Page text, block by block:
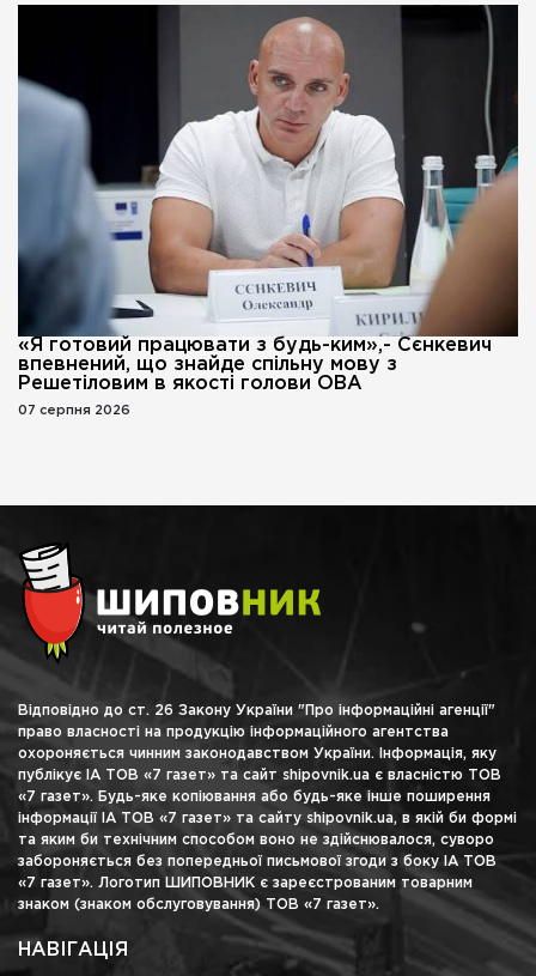
«Я готовий працювати з будь-ким»,- Сєнкевич
впевнений, що знайде спільну мову з
Решетіловим в якості голови ОВА
07 серпня 2026
Відповідно до ст. 26 Закону України "Про інформаційні агенції"
право власності на продукцію інформаційного агентства
охороняється чинним законодавством України. Інформація, яку
публікує ІА ТОВ «7 газет» та сайт shipovnik.ua є власністю ТОВ
«7 газет». Будь-яке копіювання або будь-яке інше поширення
інформації ІА ТОВ «7 газет» та сайту shipovnik.ua, в якій би формі
та яким би технічним способом воно не здійснювалося, суворо
забороняється без попередньої письмової згоди з боку ІА ТОВ
«7 газет». Логотип ШИПОВНИК є зареєстрованим товарним
знаком (знаком обслуговування) ТОВ «7 газет».
НАВІГАЦІЯ